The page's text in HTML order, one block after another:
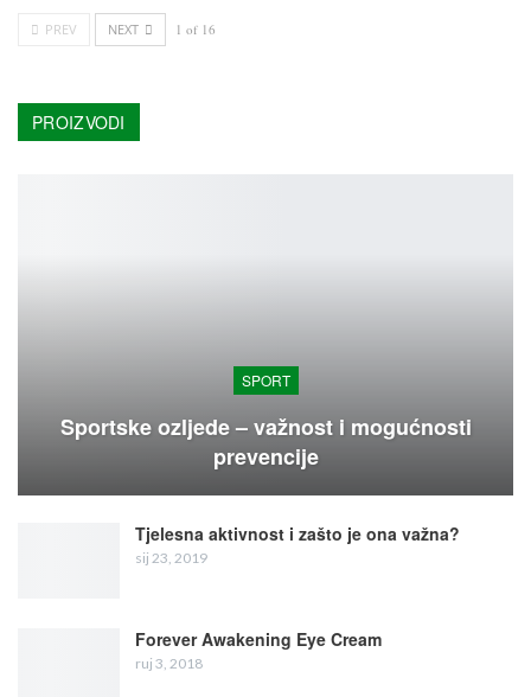
PREV NEXT 1 of 16
PROIZVODI
SPORT
Sportske ozljede – važnost i mogućnosti
prevencije
Tjelesna aktivnost i zašto je ona važna?
sij 23, 2019
Forever Awakening Eye Cream
ruj 3, 2018